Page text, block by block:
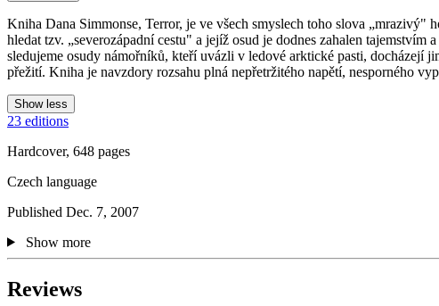
Kniha Dana Simmonse, Terror, je ve všech smyslech toho slova
hledat tzv. „severozápadní cestu" a jejíž osud je dodnes zahalen
sledujeme osudy námořníků, kteří uvázli v ledové arktické pasti, docházejí
přežití. Kniha je navzdory rozsahu plná nepřetržitého napětí, nesporného
Show less
23 editions
Hardcover, 648 pages
Czech language
Published Dec. 7, 2007
Show more
Reviews